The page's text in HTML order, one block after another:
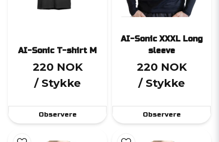
AI-Sonic T-shirt M
220 NOK
/ Stykke
Observere
AI-Sonic XXXL Long
sleeve
220 NOK
/ Stykke
Observere